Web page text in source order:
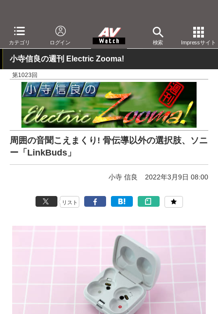
カテゴリ ログイン 検索 Impressサイト
AV Watch 製品 ヘッドフォン ソニー
小寺信良の週刊 Electric Zooma!
第1023回
周囲の音聞こえまくり! 骨伝導以外の選択肢、ソニ
ー「LinkBuds」
小寺 信良 2022年3月9日 08:00
リスト